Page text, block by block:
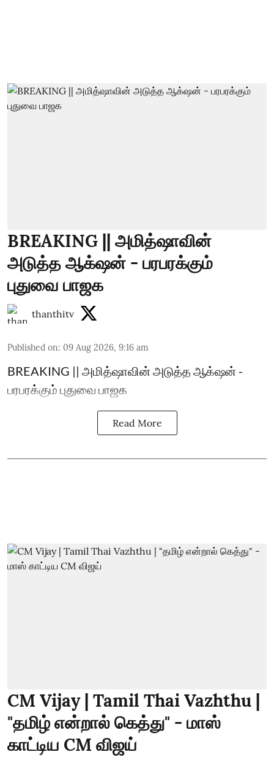
BREAKING || அமித்ஷாவின்
அடுத்த ஆக்‌ஷன் - பரபரக்கும்
புதுவை பாஜக
thanthitv
Published on: 09 Aug 2026, 9:16 am
BREAKING || அமித்ஷாவின் அடுத்த ஆக்‌ஷன் -
பரபரக்கும் புதுவை பாஜக
Read More
CM Vijay | Tamil Thai Vazhthu |
"தமிழ் என்றால் கெத்து" - மாஸ்
காட்டிய CM விஜய்